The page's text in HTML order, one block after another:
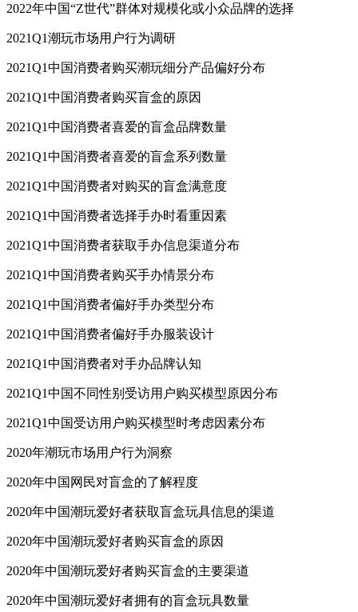
2022年中国“Z世代”群体对规模化或小众品牌的选择
2021Q1潮玩市场用户行为调研
2021Q1中国消费者购买潮玩细分产品偏好分布
2021Q1中国消费者购买盲盒的原因
2021Q1中国消费者喜爱的盲盒品牌数量
2021Q1中国消费者喜爱的盲盒系列数量
2021Q1中国消费者对购买的盲盒满意度
2021Q1中国消费者选择手办时看重因素
2021Q1中国消费者获取手办信息渠道分布
2021Q1中国消费者购买手办情景分布
2021Q1中国消费者偏好手办类型分布
2021Q1中国消费者偏好手办服装设计
2021Q1中国消费者对手办品牌认知
2021Q1中国不同性别受访用户购买模型原因分布
2021Q1中国受访用户购买模型时考虑因素分布
2020年潮玩市场用户行为洞察
2020年中国网民对盲盒的了解程度
2020年中国潮玩爱好者获取盲盒玩具信息的渠道
2020年中国潮玩爱好者购买盲盒的原因
2020年中国潮玩爱好者购买盲盒的主要渠道
2020年中国潮玩爱好者拥有的盲盒玩具数量